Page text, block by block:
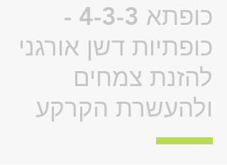
כופתא 4-3-3 -
כופתיות דשן אורגני
להזנת צמחים
ולהעשרת הקרקע